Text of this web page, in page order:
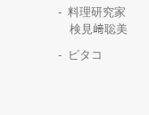
料理研究家
検見﨑聡美
ピタコ